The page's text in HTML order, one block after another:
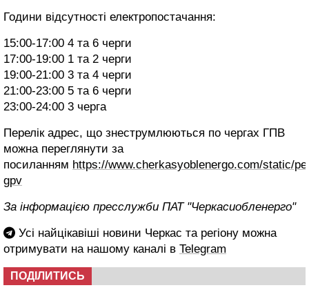
Години відсутності електропостачання:
15:00-17:00 4 та 6 черги
17:00-19:00 1 та 2 черги
19:00-21:00 3 та 4 черги
21:00-23:00 5 та 6 черги
23:00-24:00 3 черга
Перелік адрес, що знеструмлюються по чергах ГПВ
можна переглянути за
посиланням https://www.cherkasyoblenergo.com/static/
gpv
За інформацією пресслужби ПАТ "Черкасиобленерго"
Усі найцікавіші новини Черкас та регіону можна
отримувати на нашому каналі в Telegram
ПОДІЛИТИСЬ